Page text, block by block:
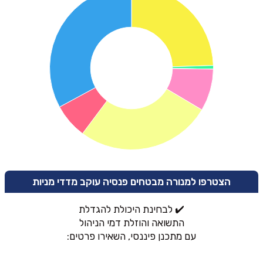
הצטרפו למנורה מבטחים פנסיה עוקב מדדי מניות
✔️ לבחינת היכולת להגדלת
התשואה והוזלת דמי הניהול
עם מתכנן פיננסי, השאירו פרטים: